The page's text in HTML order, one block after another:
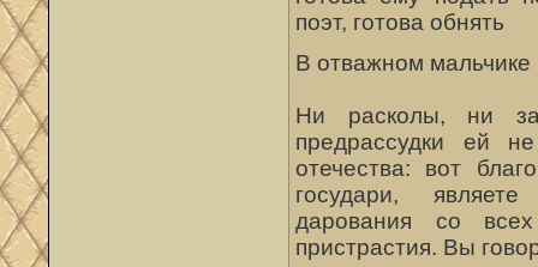
поэт, готова обнять
В отважном мальчике
Ни расколы, ни
предрассудки ей
отечества: вот
государи,
дарования со
пристрастия. Вы